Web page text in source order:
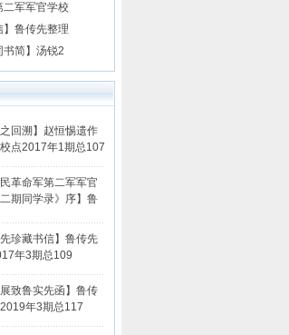
二军军官学校
】鲁传先整理
书简】汤锐2
之回溯】赵恒惕遗作
点2017年1期总107
民革命军第二军军官
期同学录》序】鲁
先珍藏书信】鲁传先
年3期总109
展致鲁实先函】鲁传
年3期总117